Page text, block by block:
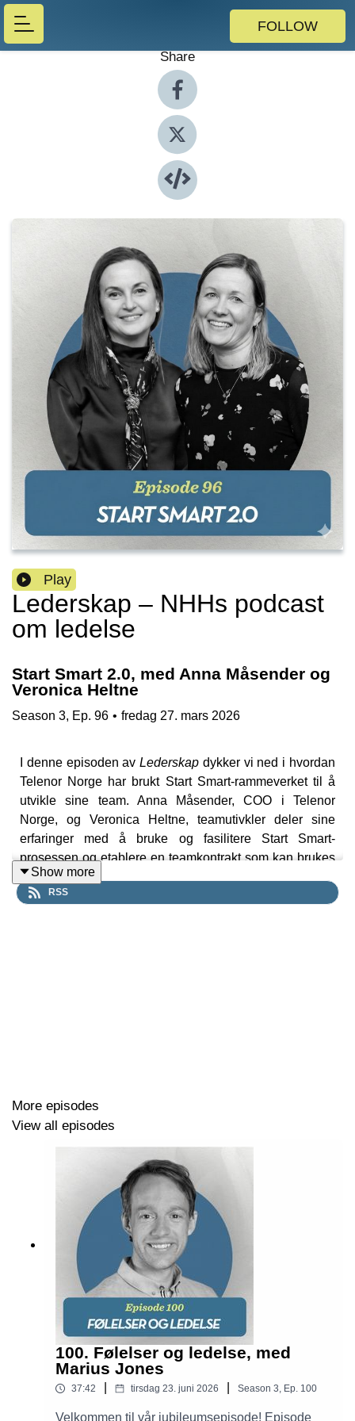
FOLLOW
Share
Play
Lederskap – NHHs podcast
om ledelse
Start Smart 2.0, med Anna Måsender og
Veronica Heltne
Season 3, Ep. 96 • fredag 27. mars 2026
I denne episoden avLederskap dykker vi ned i hvordan
Telenor Norge har brukt Start Smart-rammeverket til å
utvikle sine team. Anna Måsender, COO i Telenor
Norge, og Veronica Heltne, teamutivkler deler sine
erfaringer med å bruke og fasilitere Start Smart-
prosessen og etablere en teamkontrakt som kan brukes
i det daglige. Vi før høre mer om hvilken rolle en ekstern
fasilitator spiller, og hvilke tilpasninger og forberedelser
Show more
RSS
More episodes
View all episodes
100. Følelser og ledelse, med
Marius Jones
37:42 tirsdag 23. juni 2026 Season 3, Ep. 100
Velkommen til vår jubileumsepisode! Episode